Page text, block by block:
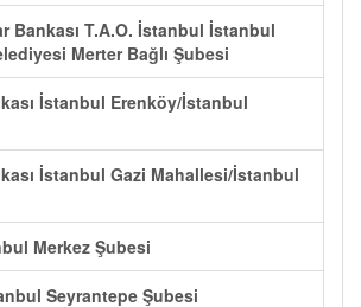
Bankası T.A.O. İstanbul İstanbul
Merter Bağlı Şubesi
İstanbul Erenköy/İstanbul
İstanbul Gazi Mahallesi/İstanbul
Merkez Şubesi
Seyrantepe Şubesi